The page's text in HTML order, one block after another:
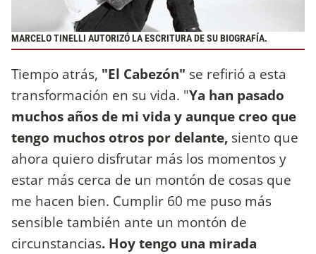
MARCELO TINELLI AUTORIZÓ LA ESCRITURA DE SU BIOGRAFÍA.
Tiempo atrás, "El Cabezón" se refirió a esta
transformación en su vida. "Ya han pasado
muchos años de mi vida y aunque creo que
tengo muchos otros por delante, siento que
ahora quiero disfrutar más los momentos y
estar más cerca de un montón de cosas que
me hacen bien. Cumplir 60 me puso más
sensible también ante un montón de
circunstancias. Hoy tengo una mirada